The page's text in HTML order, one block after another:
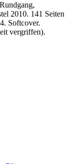
2010. 141 Seiten
Softcover.
vergriffen).